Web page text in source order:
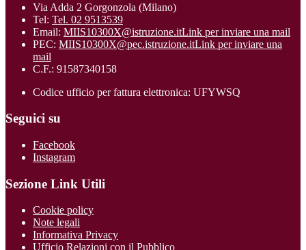
Via Adda 2 Gorgonzola (Milano)
Tel: Tel. 02 9513539
Email: MIIS10300X@istruzione.itLink per inviare una mail
PEC: MIIS10300X@pec.istruzione.itLink per inviare una
mail
C.F.: 91587340158
Codice ufficio per fattura elettronica: UFYWSQ
Seguici su
Facebook
Instagram
Sezione Link Utili
Cookie policy
Note legali
Informativa Privacy
Ufficio Relazioni con il Pubblico